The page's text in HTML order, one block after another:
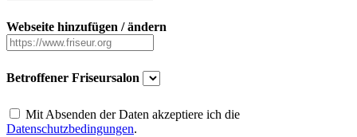
Webseite hinzufügen / ändern
Betroffener Friseursalon
Mit Absenden der Daten akzeptiere ich die
Datenschutzbedingungen.